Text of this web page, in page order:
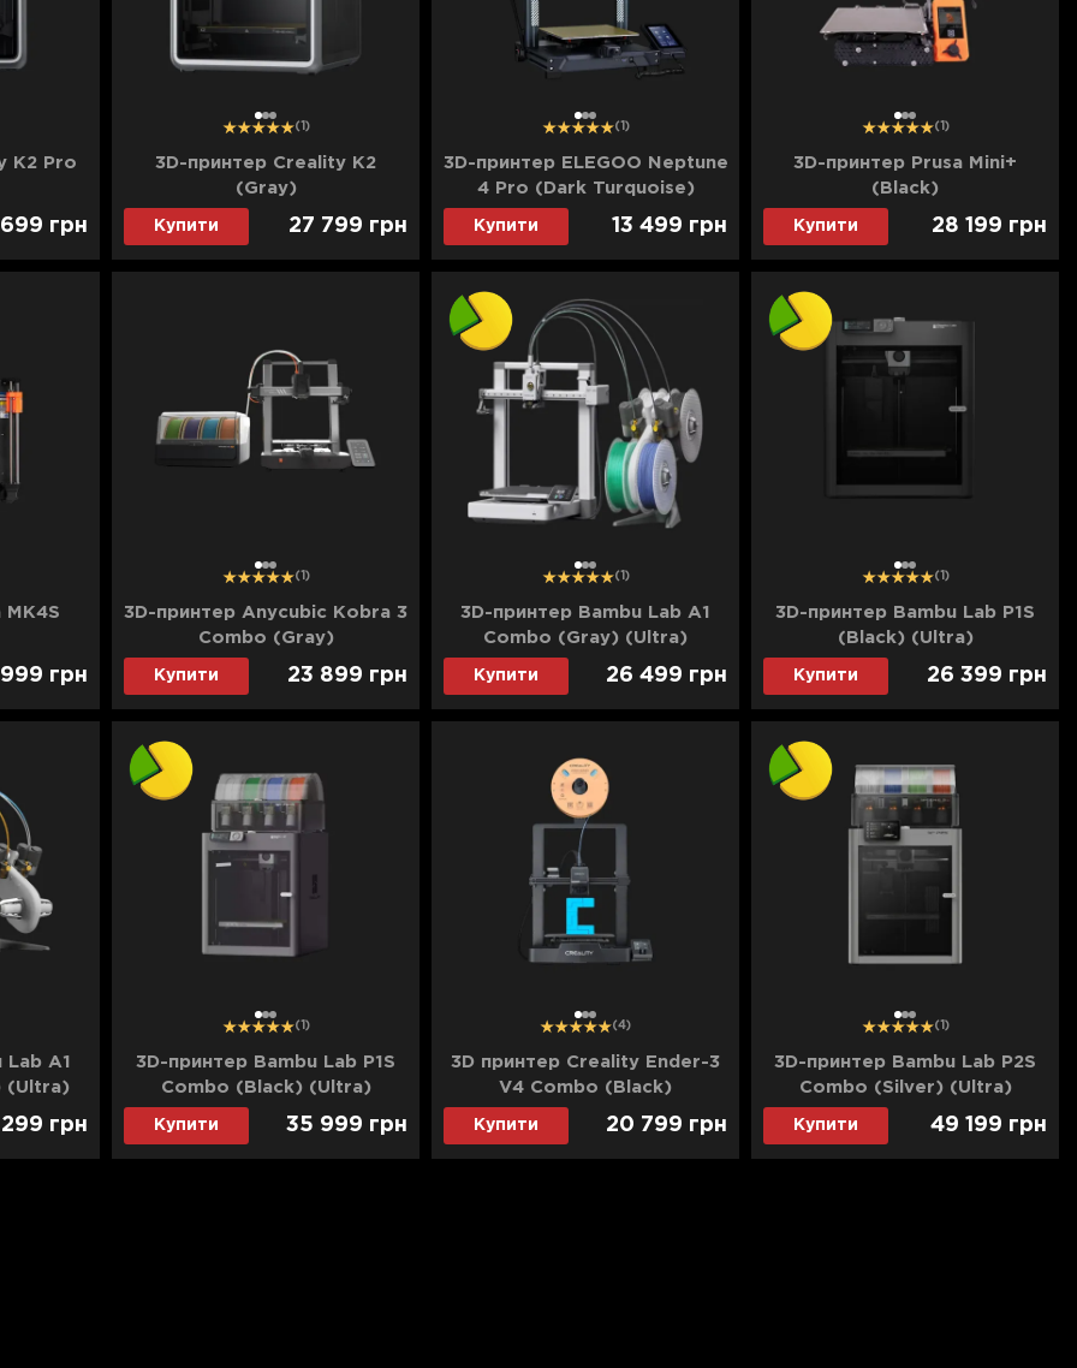
K2 Pro
грн
12 3 (1)
3D-принтер Creality K2
(Gray)
Купити 27 799 грн
12 3 (1)
3D-принтер ELEGOO Neptune
4 Pro (Dark Turquoise)
Купити 13 499 грн
12 3 (1)
3D-принтер Prusa Mini+
(Black)
Купити 28 199 грн
MK4S
грн
12 3 (1)
3D-принтер Anycubic Kobra 3
Combo (Gray)
Купити 23 899 грн
12 3 (1)
3D-принтер Bambu Lab A1
Combo (Gray) (Ultra)
Купити 26 499 грн
12 3 (1)
3D-принтер Bambu Lab P1S
(Black) (Ultra)
Купити 26 399 грн
A1
(Ultra)
грн
12 3 (1)
3D-принтер Bambu Lab P1S
Combo (Black) (Ultra)
Купити 35 999 грн
12 3 (4)
3D принтер Creality Ender-3
V4 Combo (Black)
Купити 20 799 грн
12 3 (1)
3D-принтер Bambu Lab P2S
Combo (Silver) (Ultra)
Купити 49 199 грн